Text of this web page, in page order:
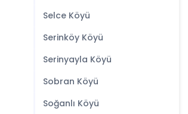
Selce Köyü
Serinköy Köyü
Serinyayla Köyü
Sobran Köyü
Soğanlı Köyü